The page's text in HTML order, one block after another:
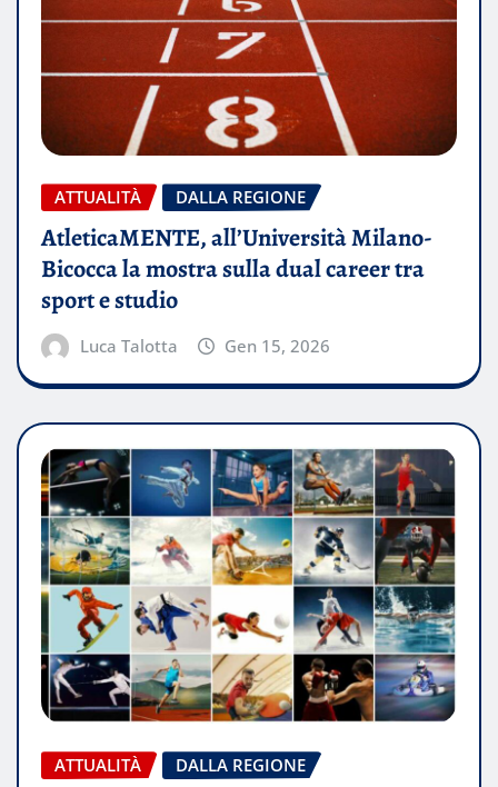
ATTUALITÀ DALLA REGIONE
AtleticaMENTE, all’Università Milano-
Bicocca la mostra sulla dual career tra
sport e studio
Luca Talotta Gen 15, 2026
ATTUALITÀ DALLA REGIONE